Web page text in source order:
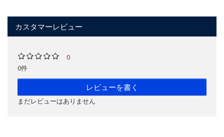
カスタマーレビュー
0
0件
レビューを書く
まだレビューはありません